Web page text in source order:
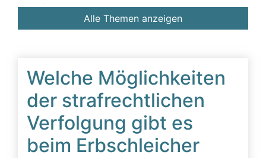
Welche Möglichkeiten
der strafrechtlichen
Verfolgung gibt es
beim Erbschleicher
Anfechtung
Angehörige
Äußerer Tatbestand: Diffamierung von
Familienmitgliedern
Beeinflussung
Beeinflussung – unzulässig
Beeinflussung – Unzulässige – Alarmsignale
Alle Themen anzeigen